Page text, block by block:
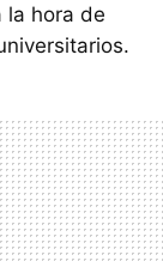
la hora de